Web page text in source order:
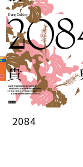
2084